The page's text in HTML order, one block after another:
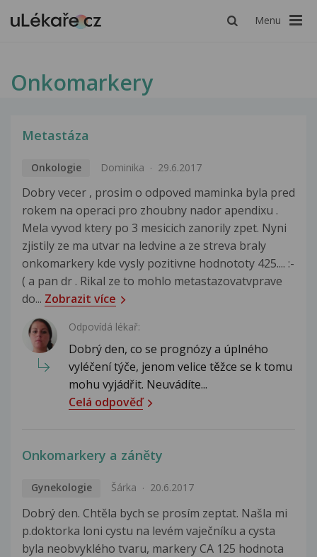
Menu
Onkomarkery
Metastáza
Onkologie Dominika 29.6.2017
Dobry vecer , prosim o odpoved maminka byla pred
rokem na operaci pro zhoubny nador apendixu .
Mela vyvod ktery po 3 mesicich zanorily zpet. Nyni
zjistily ze ma utvar na ledvine a ze streva braly
onkomarkery kde vysly pozitivne hodnototy 425.... :-
( a pan dr . Rikal ze to mohlo metastazovatvprave
do... Zobrazit více
Odpovídá lékař:
Dobrý den, co se prognózy a úplného
vyléčení týče, jenom velice těžce se k tomu
mohu vyjádřit. Neuvádíte...
Celá odpověď
Onkomarkery a záněty
Gynekologie Šárka 20.6.2017
Dobrý den. Chtěla bych se prosím zeptat. Našla mi
p.doktorka loni cystu na levém vaječníku a cysta
byla neobvyklého tvaru, markery CA 125 hodnota